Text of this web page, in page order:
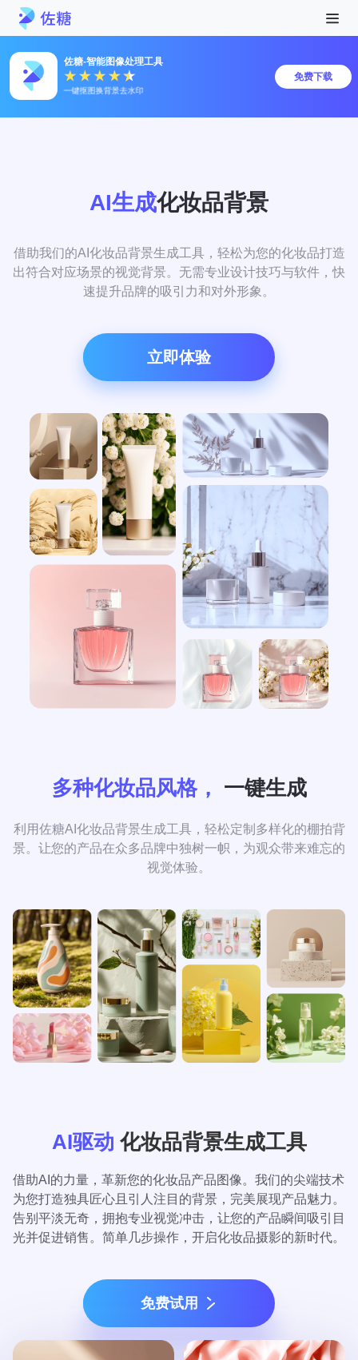
佐糖-智能图像处理工具
一键抠图换背景去水印
免费下载
AI生成化妆品背景
借助我们的AI化妆品背景生成工具，轻松为您的化妆品打造
出符合对应场景的视觉背景。无需专业设计技巧与软件，快
速提升品牌的吸引力和对外形象。
立即体验
多种化妆品风格， 一键生成
利用佐糖AI化妆品背景生成工具，轻松定制多样化的棚拍背
景。让您的产品在众多品牌中独树一帜，为观众带来难忘的
视觉体验。
AI驱动 化妆品背景生成工具
借助AI的力量，革新您的化妆品产品图像。我们的尖端技术
为您打造独具匠心且引人注目的背景，完美展现产品魅力。
告别平淡无奇，拥抱专业视觉冲击，让您的产品瞬间吸引目
光并促进销售。简单几步操作，开启化妆品摄影的新时代。
免费试用